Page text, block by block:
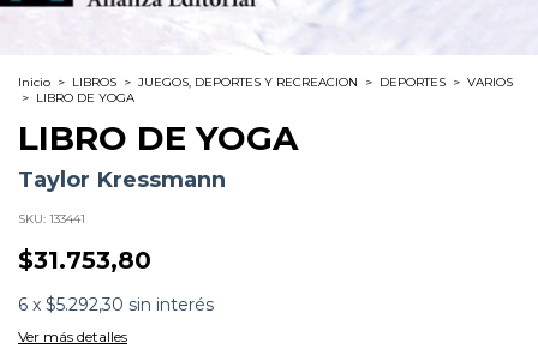
Inicio > LIBROS > JUEGOS, DEPORTES Y RECREACION > DEPORTES > VARIOS
> LIBRO DE YOGA
LIBRO DE YOGA
Taylor Kressmann
SKU: 133441
$31.753,80
6 x $5.292,30 sin interés
Ver más detalles